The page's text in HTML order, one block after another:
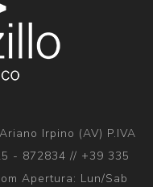
Irpino (AV) P.IVA
- 872834 // +39 335
Apertura: Lun/Sab